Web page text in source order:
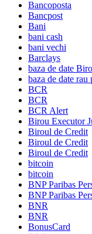
Bancoposta
Bancpost
Bani
bani cash
bani vechi
Barclays
baza de date
baza de date
BCR
BCR
BCR Alert
Birou Executor
Biroul de Credit
Biroul de Credit
Biroul de Credit
bitcoin
bitcoin
BNP Paribas
BNP Paribas
BNR
BNR
BonusCard